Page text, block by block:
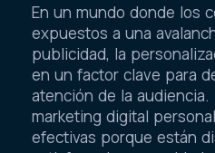
En un mundo donde los
expuestos a una
publicidad, la
en un factor clave para
atención de la audiencia.
marketing digital
efectivas porque están